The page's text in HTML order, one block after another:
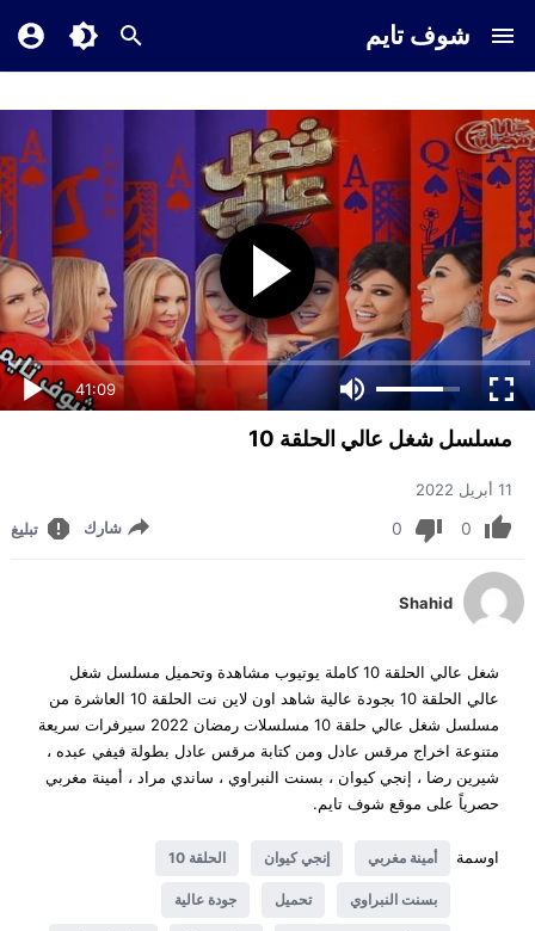
شوف تايم
41:09
مسلسل شغل عالي الحلقة 10
11 أبريل 2022
0
0 شارك تبليغ
Shahid
شغل عالي الحلقة 10 كاملة يوتيوب مشاهدة وتحميل مسلسل شغل
عالي الحلقة 10 بجودة عالية شاهد اون لاين نت الحلقة 10 العاشرة من
مسلسل شغل عالي حلقة 10 مسلسلات رمضان 2022 سيرفرات سريعة
متنوعة اخراج مرقس عادل ومن كتابة مرقس عادل بطولة فيفي عبده ،
شيرين رضا ، إنجي كيوان ، بسنت النبراوي ، ساندي مراد ، أمينة مغربي
حصرياً على موقع شوف تايم.
اوسمة أمينة مغربي إنجي كيوان الحلقة 10
بسنت النبراوي تحميل جودة عالية